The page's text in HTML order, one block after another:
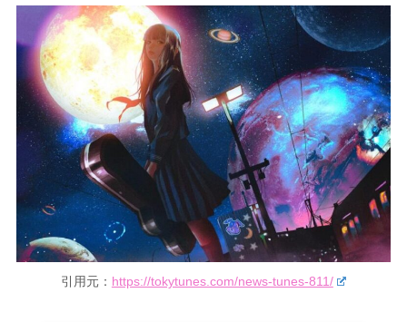
引用元： https://tokytunes.com/news-tunes-811/